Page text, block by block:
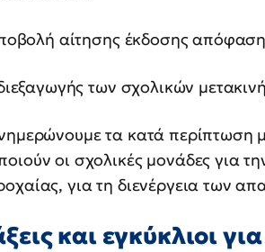
αίτησης έκδοσης
των σχολικών
τα κατά περίπτωση
οι σχολικές μονάδες για
για τη διενέργεια των
και εγκύκλιοι